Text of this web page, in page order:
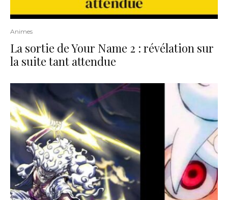
Animes
La sortie de Your Name 2 : révélation sur
la suite tant attendue